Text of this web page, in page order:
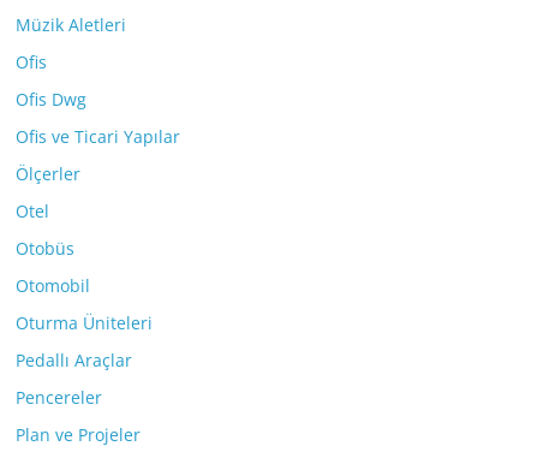
Müzik Aletleri
Ofis
Ofis Dwg
Ofis ve Ticari Yapılar
Ölçerler
Otel
Otobüs
Otomobil
Oturma Üniteleri
Pedallı Araçlar
Pencereler
Plan ve Projeler